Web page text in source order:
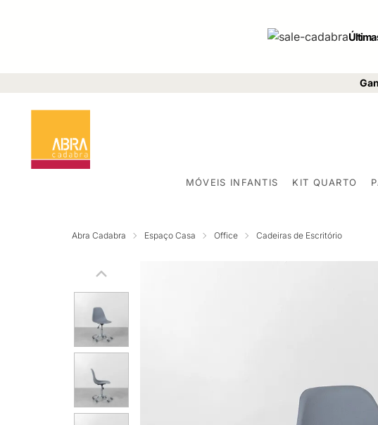
MÓVEIS INFANTIS KIT QUARTO
Abra Cadabra Espaço Casa Office Cadeiras de Escritório